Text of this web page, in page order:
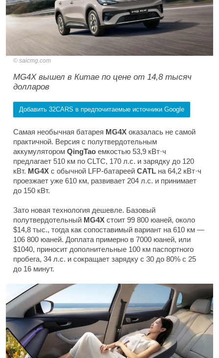
saicmg.com
MG4X вышел в Китае по цене от 14,8 тысяч
долларов
Добавить 32CARS в предпочитаемые источники Google
Самая необычная батарея MG4X оказалась не самой
практичной. Версия с полутвердотельным
аккумулятором QingTao емкостью 53,9 кВт·ч
предлагает 510 км по CLTC, 170 л.с. и зарядку до 120
кВт. MG4X с обычной LFP-батареей CATL на 64,2 кВт·ч
проезжает уже 610 км, развивает 204 л.с. и принимает
до 150 кВт.
Зато новая технология дешевле. Базовый
полутвердотельный MG4X стоит 99 800 юаней, около
$14,8 тыс., тогда как сопоставимый вариант на 610 км —
106 800 юаней. Доплата примерно в 7000 юаней, или
$1040, приносит дополнительные 100 км паспортного
пробега, 34 л.с. и сокращает зарядку с 30 до 80% с 25
до 16 минут.